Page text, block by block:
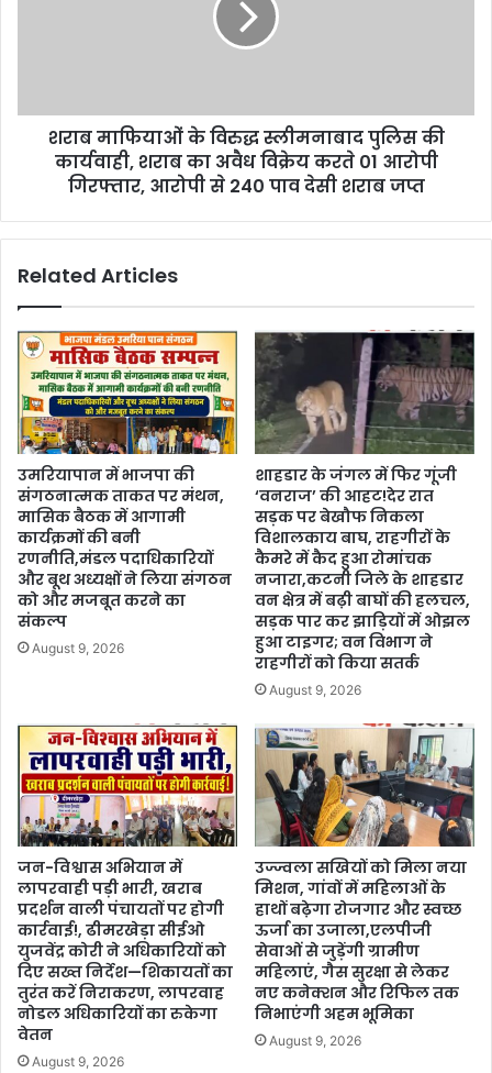
शराब माफियाओं के विरुद्ध स्लीमनाबाद पुलिस की
कार्यवाही, शराब का अवैध विक्रेय करते 01 आरोपी
गिरफ्तार, आरोपी से 240 पाव देसी शराब जप्त
Related Articles
उमरियापान में भाजपा की
संगठनात्मक ताकत पर मंथन,
मासिक बैठक में आगामी
कार्यक्रमों की बनी
रणनीति,मंडल पदाधिकारियों
और बूथ अध्यक्षों ने लिया संगठन
को और मजबूत करने का
संकल्प
August 9, 2026
शाहडार के जंगल में फिर गूंजी
‘वनराज’ की आहट!देर रात
सड़क पर बेखौफ निकला
विशालकाय बाघ, राहगीरों के
कैमरे में कैद हुआ रोमांचक
नजारा,कटनी जिले के शाहडार
वन क्षेत्र में बढ़ी बाघों की हलचल,
सड़क पार कर झाड़ियों में ओझल
हुआ टाइगर; वन विभाग ने
राहगीरों को किया सतर्क
August 9, 2026
जन-विश्वास अभियान में
लापरवाही पड़ी भारी, खराब
प्रदर्शन वाली पंचायतों पर होगी
कार्रवाई!, ढीमरखेड़ा सीईओ
युजवेंद्र कोरी ने अधिकारियों को
दिए सख्त निर्देश—शिकायतों का
तुरंत करें निराकरण, लापरवाह
नोडल अधिकारियों का रुकेगा
वेतन
August 9, 2026
उज्ज्वला सखियों को मिला नया
मिशन, गांवों में महिलाओं के
हाथों बढ़ेगा रोजगार और स्वच्छ
ऊर्जा का उजाला,एलपीजी
सेवाओं से जुड़ेंगी ग्रामीण
महिलाएं, गैस सुरक्षा से लेकर
नए कनेक्शन और रिफिल तक
निभाएंगी अहम भूमिका
August 9, 2026